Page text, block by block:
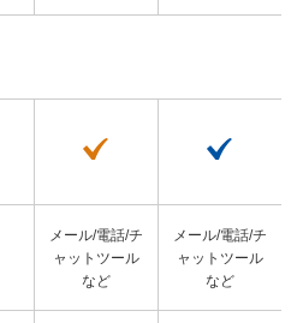
メール/電話/チ
ャットツール
など
メール/電話/チ
ャットツール
など